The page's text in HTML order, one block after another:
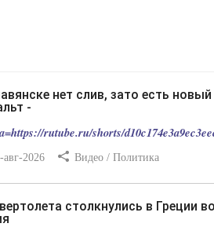
-
rutube.ru/shorts/
авг-2026 Видео / Политика